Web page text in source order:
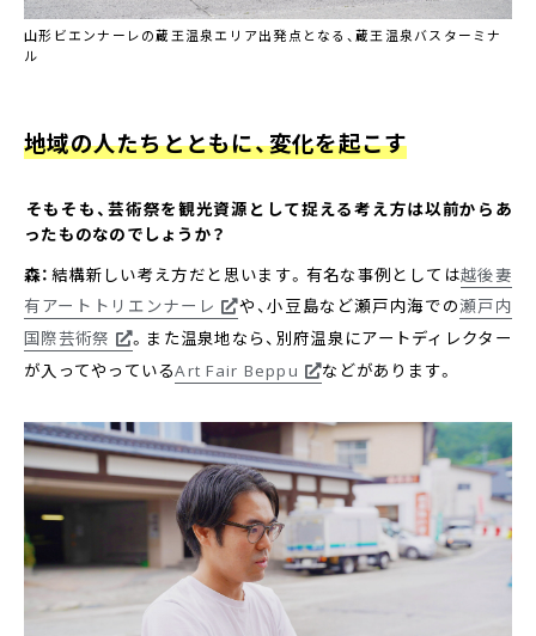
山形ビエンナーレの蔵王温泉エリア出発点となる、蔵王温泉バスターミナ
ル
地域の人たちとともに、変化を起こす
――そもそも、芸術祭を観光資源として捉える考え方は以前からあ
ったものなのでしょうか？
森： 結構新しい考え方だと思います。有名な事例としては越後妻
有アートトリエンナーレ
や、小豆島など瀬戸内海での瀬戸内
国際芸術祭
。また温泉地なら、別府温泉にアートディレクター
が入ってやっているArt Fair Beppu などがあります。